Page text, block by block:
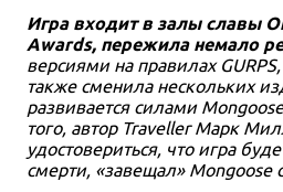
Игра входит в залы славы
Awards, пережила немало
версиями на правилах
также сменила нескольких
развивается силами
того, автор Traveller Марк
удостовериться, что игра
смерти, «завещал» Mongoose